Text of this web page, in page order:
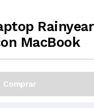
Rainyear
MacBook
Comprar